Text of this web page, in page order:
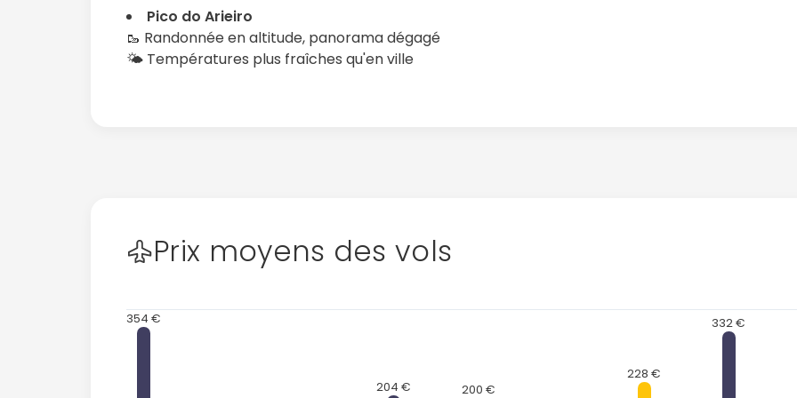
Pico do Arieiro
🥾 Randonnée en altitude, panorama dégagé
🌤️ Températures plus fraîches qu'en ville
Prix moyens des vols
354 €
204 € 200 €
228 €
332 €